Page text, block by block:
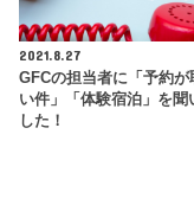
2021.8.27
GFCの担当者に「予約が
い件」「体験宿泊」を聞
した！